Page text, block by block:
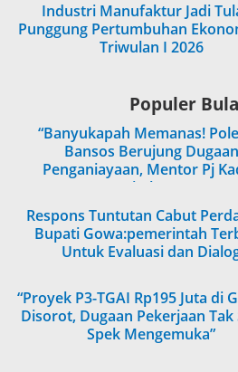
Industri Manufaktur Jadi
Punggung Pertumbuhan
Triwulan I 2026
Populer
“Banyukapah Memanas!
Bansos Berujung Dugaan
Penganiayaan, Mentor Pj
Ditahan”
Respons Tuntutan Cabut
Bupati Gowa:pemerintah
Untuk Evaluasi dan
“Proyek P3-TGAI Rp195 Juta di
Disorot, Dugaan Pekerjaan Tak
Spek Mengemuka”